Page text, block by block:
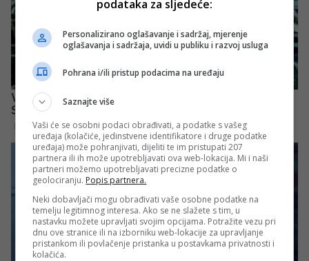
podataka za sljedeće:
Personalizirano oglašavanje i sadržaj, mjerenje
oglašavanja i sadržaja, uvidi u publiku i razvoj usluga
Pohrana i/ili pristup podacima na uređaju
Saznajte više
Vaši će se osobni podaci obrađivati, a podatke s vašeg
uređaja (kolačiće, jedinstvene identifikatore i druge podatke
uređaja) može pohranjivati, dijeliti te im pristupati 207
partnera ili ih može upotrebljavati ova web-lokacija. Mi i naši
partneri možemo upotrebljavati precizne podatke o
geolociranju. Popis partnera.
Neki dobavljači mogu obrađivati vaše osobne podatke na
temelju legitimnog interesa. Ako se ne slažete s tim, u
nastavku možete upravljati svojim opcijama. Potražite vezu pri
dnu ove stranice ili na izborniku web-lokacije za upravljanje
pristankom ili povlačenje pristanka u postavkama privatnosti i
kolačića.